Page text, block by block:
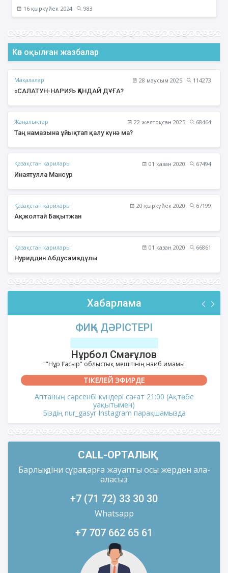
16 қыркүйек 2024 983
Көп оқылған жазбалар
Мақалалар 28 маусым 2025
114273
«САЛАТУН-НАРИЯ» ҚАНДАЙ ДҰҒА?
Жаңалықтар 22 желтоқсан 2025
68464
Таң намазына ұйықтап қалу күнә ма?
Қазақстан қарилары 01 қазан 2020
67494
Инаятулла Мансур
Қазақстан қарилары 20 қыркүйек 2020
67199
Ақжолтай Бақытжан
Қазақстан қарилары 01 қазан 2020
66861
Нуриддин Абдусамадұлы
Хабарлама
ФИҚҺ ДӘРІСТЕРІ
Нұрбол Смағұлов
""Нұр Ғасыр" облыстық мешітінің наиб имамы
ТІКЕЛЕЙ ЭФИРДЕ
Аптаның сәрсенбі күндері сағат 21:00 (Ақтөбе
уақытымен)
Біздің nur_gasyr Instagram парақшамызда
CALL-ОРТАЛЫҚ
Барлық діни сұрақтарға жауапты осы жерден ала-
аласыз
+7 (71 72) 33 30 30
Whatsapp
+7 707 662 65 61